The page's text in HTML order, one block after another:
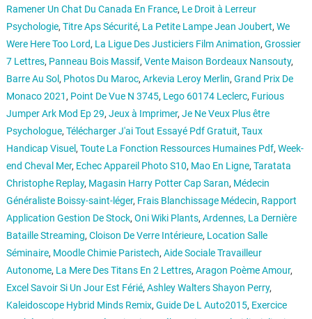
Ramener Un Chat Du Canada En France, Le Droit à Lerreur
Psychologie, Titre Aps Sécurité, La Petite Lampe Jean Joubert, We
Were Here Too Lord, La Ligue Des Justiciers Film Animation, Grossier
7 Lettres, Panneau Bois Massif, Vente Maison Bordeaux Nansouty,
Barre Au Sol , Photos Du Maroc, Arkevia Leroy Merlin, Grand Prix De
Monaco 2021 , Point De Vue N 3745, Lego 60174 Leclerc, Furious
Jumper Ark Mod Ep 29, Jeux à Imprimer, Je Ne Veux Plus être
Psychologue, Télécharger J'ai Tout Essayé Pdf Gratuit, Taux
Handicap Visuel , Toute La Fonction Ressources Humaines Pdf, Week-
end Cheval Mer, Echec Appareil Photo S10, Mao En Ligne, Taratata
Christophe Replay, Magasin Harry Potter Cap Saran, Médecin
Généraliste Boissy-saint-léger, Frais Blanchissage Médecin, Rapport
Application Gestion De Stock, Oni Wiki Plants, Ardennes, La Dernière
Bataille Streaming, Cloison De Verre Intérieure, Location Salle
Séminaire, Moodle Chimie Paristech, Aide Sociale Travailleur
Autonome, La Mere Des Titans En 2 Lettres, Aragon Poème Amour,
Excel Savoir Si Un Jour Est Férié, Ashley Walters Shayon Perry,
Kaleidoscope Hybrid Minds Remix, Guide De L Auto2015, Exercice